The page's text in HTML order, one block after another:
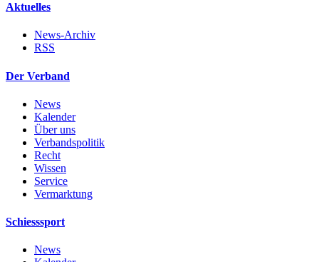
Aktuelles
News-Archiv
RSS
Der Verband
News
Kalender
Über uns
Verbandspolitik
Recht
Wissen
Service
Vermarktung
Schiesssport
News